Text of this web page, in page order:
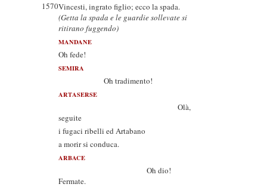
1570Vincesti, ingrato figlio; ecco la spada.
(Getta la spada e le guardie sollevate si
ritirano fuggendo)
MANDANE
Oh fede!
SEMIRA
Oh tradimento!
ARTASERSE
Olà,
seguite
i fugaci ribelli ed Artabano
a morir si conduca.
ARBACE
Oh dio!
Fermate.